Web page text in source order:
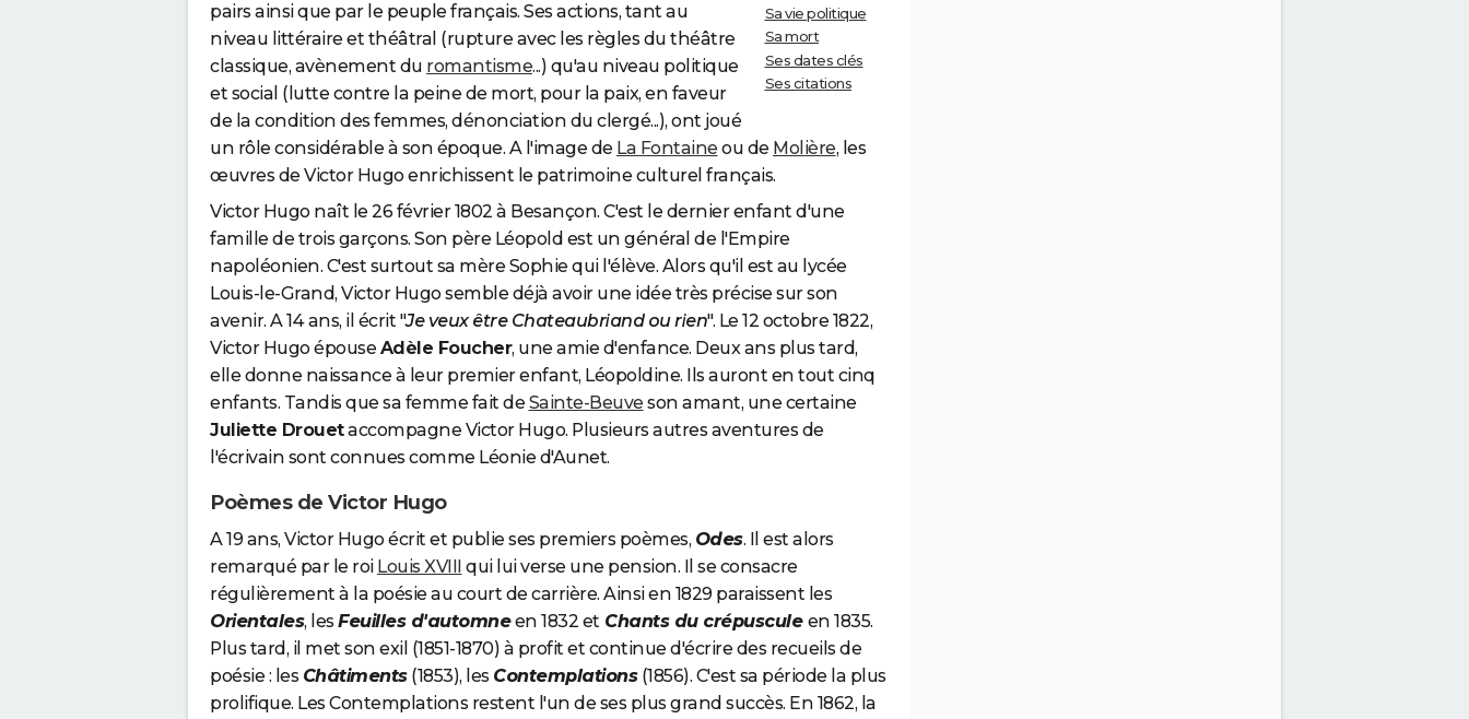
Sa vie politique
Sa mort
Ses dates clés
Ses citations
pairs ainsi que par le peuple français. Ses actions, tant au
niveau littéraire et théâtral (rupture avec les règles du théâtre
classique, avènement du romantisme...) qu'au niveau politique
et social (lutte contre la peine de mort, pour la paix, en faveur
de la condition des femmes, dénonciation du clergé...), ont joué
un rôle considérable à son époque. A l'image de La Fontaine ou de Molière, les
œuvres de Victor Hugo enrichissent le patrimoine culturel français.
Victor Hugo naît le 26 février 1802 à Besançon. C'est le dernier enfant d'une
famille de trois garçons. Son père Léopold est un général de l'Empire
napoléonien. C'est surtout sa mère Sophie qui l'élève. Alors qu'il est au lycée
Louis-le-Grand, Victor Hugo semble déjà avoir une idée très précise sur son
avenir. A 14 ans, il écrit "Je veux être Chateaubriand ou rien". Le 12 octobre 1822,
Victor Hugo épouse Adèle Foucher, une amie d'enfance. Deux ans plus tard,
elle donne naissance à leur premier enfant, Léopoldine. Ils auront en tout cinq
enfants. Tandis que sa femme fait de Sainte-Beuve son amant, une certaine
Juliette Drouetaccompagne Victor Hugo. Plusieurs autres aventures de
l'écrivain sont connues comme Léonie d'Aunet.
Poèmes de Victor Hugo
A 19 ans, Victor Hugo écrit et publie ses premiers poèmes, Odes. Il est alors
remarqué par le roi Louis XVIII
qui lui verse une pension. Il se consacre
régulièrement à la poésie au court de carrière. Ainsi en 1829 paraissent les
Orientales, lesFeuilles d'automneen 1832 et Chants du crépuscule en 1835.
Plus tard, il met son exil (1851-1870) à profit et continue d'écrire des recueils de
poésie : les Châtiments(1853), les Contemplations(1856). C'est sa période la plus
prolifique. Les Contemplations restent l'un de ses plus grand succès. En 1862, la